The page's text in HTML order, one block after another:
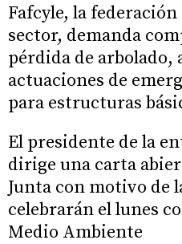
Fafcyle, la
sector, demanda
pérdida de arbolado,
actuaciones de
para estructuras
El presidente de la
dirige una carta
Junta con motivo de
celebrarán el lunes
Medio Ambiente